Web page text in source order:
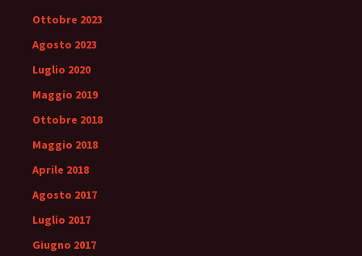
Ottobre 2023
Agosto 2023
Luglio 2020
Maggio 2019
Ottobre 2018
Maggio 2018
Aprile 2018
Agosto 2017
Luglio 2017
Giugno 2017